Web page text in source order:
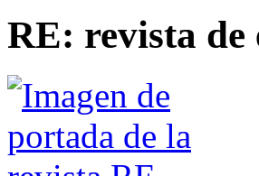
RE: revista